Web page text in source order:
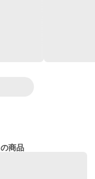
商品